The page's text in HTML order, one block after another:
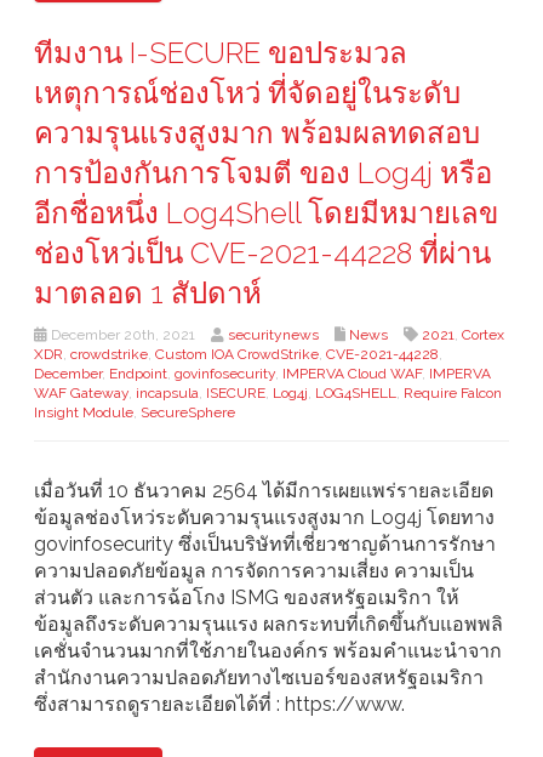
ทีมงาน I-SECURE ขอประมวล
เหตุการณ์ช่องโหว่ ที่จัดอยู่ในระดับ
ความรุนแรงสูงมาก พร้อมผลทดสอบ
การป้องกันการโจมตี ของ Log4j หรือ
อีกชื่อหนึ่ง Log4Shell โดยมีหมายเลข
ช่องโหว่เป็น CVE-2021-44228 ที่ผ่าน
มาตลอด 1 สัปดาห์
December 20th, 2021 securitynews News 2021, Cortex
XDR, crowdstrike, Custom IOA CrowdStrike, CVE-2021-44228,
December, Endpoint, govinfosecurity, IMPERVA Cloud WAF, IMPERVA
WAF Gateway, incapsula, ISECURE, Log4j, LOG4SHELL, Require Falcon
Insight Module, SecureSphere
เมื่อวันที่ 10 ธันวาคม 2564 ได้มีการเผยแพร่รายละเอียด
ข้อมูลช่องโหว่ระดับความรุนแรงสูงมาก Log4j โดยทาง
govinfosecurity ซึ่งเป็นบริษัทที่เชี่ยวชาญด้านการรักษา
ความปลอดภัยข้อมูล การจัดการความเสี่ยง ความเป็น
ส่วนตัว และการฉ้อโกง ISMG ของสหรัฐอเมริกา ให้
ข้อมูลถึงระดับความรุนแรง ผลกระทบที่เกิดขึ้นกับแอพพลิ
เคชั่นจำนวนมากที่ใช้ภายในองค์กร พร้อมคำแนะนำจาก
สำนักงานความปลอดภัยทางไซเบอร์ของสหรัฐอเมริกา
ซึ่งสามารถดูรายละเอียดได้ที่ : https://www.